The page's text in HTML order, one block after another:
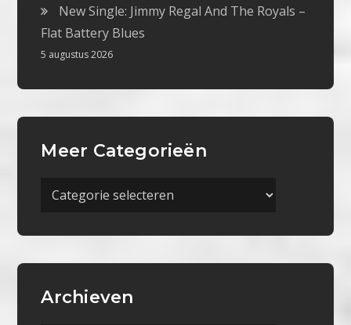
New Single: Jimmy Regal And The Royals –
Flat Battery Blues
5 augustus 2026
Meer Categorieën
Meer
Archieven